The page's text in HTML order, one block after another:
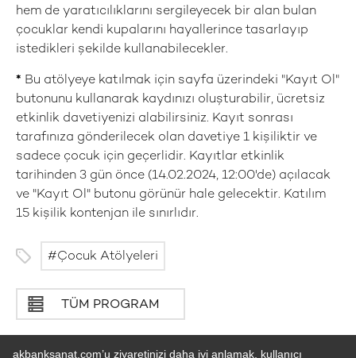
hem de yaratıcılıklarını sergileyecek bir alan bulan
çocuklar kendi kupalarını hayallerince tasarlayıp
istedikleri şekilde kullanabilecekler.
* Bu atölyeye katılmak için sayfa üzerindeki "Kayıt Ol"
butonunu kullanarak kaydınızı oluşturabilir, ücretsiz
etkinlik davetiyenizi alabilirsiniz. Kayıt sonrası
tarafınıza gönderilecek olan davetiye 1 kişiliktir ve
sadece çocuk için geçerlidir. Kayıtlar etkinlik
tarihinden 3 gün önce (14.02.2024, 12:00'de) açılacak
ve "Kayıt Ol" butonu görünür hale gelecektir. Katılım
15 kişilik kontenjan ile sınırlıdır.
Çocuk Atölyeleri
TÜM PROGRAM